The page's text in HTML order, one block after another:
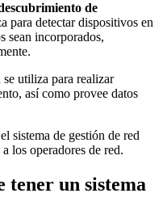
de
para detectar dispositivos en
sean incorporados,
se utiliza para realizar
así como provee datos
el sistema de gestión de red
los operadores de red.
tener un sistema